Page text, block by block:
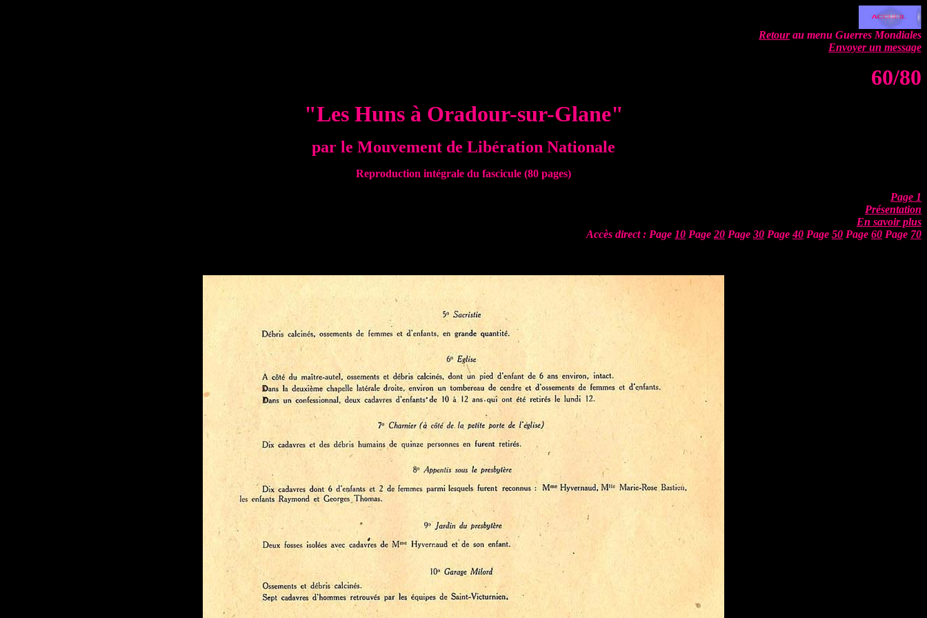
Retourau menu Guerres Mondiales
Envoyer un message
60/80
"Les Huns à Oradour-sur-Glane"
par le Mouvement de Libération Nationale
Reproduction intégrale du fascicule (80 pages)
Page 1
Présentation
En savoir plus
Accès direct : Page 10 Page 20 Page 30 Page40 Page 50 Page 60 Page 70